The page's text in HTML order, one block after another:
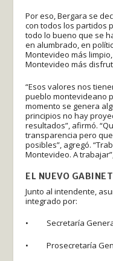
Por eso, Bergara se
con todos los partidos
todo lo bueno que se
en alumbrado, en
Montevideo más
Montevideo más
“Esos valores nos
pueblo montevideano
momento se genera
principios no hay
resultados”, afirmó.
transparencia pero
posibles”, agregó.
Montevideo. A
EL NUEVO
Junto al intendente,
integrado por:
• Secretaría General
• Prosecretaría